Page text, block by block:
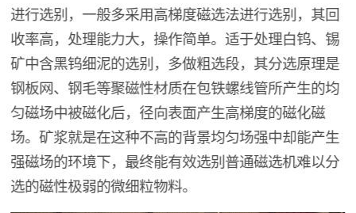
进行选别，一般多采用高梯度磁选法进行选别，其回
收率高，处理能力大，操作简单。适于处理白钨、锡
矿中含黑钨细泥的选别，多做粗选段，其分选原理是
钢板网、钢毛等聚磁性材质在包铁螺线管所产生的均
匀磁场中被磁化后，径向表面产生高梯度的磁化磁
场。矿浆就是在这种不高的背景均匀场强中却能产生
强磁场的环境下，最终能有效选别普通磁选机难以分
选的磁性极弱的微细粒物料。